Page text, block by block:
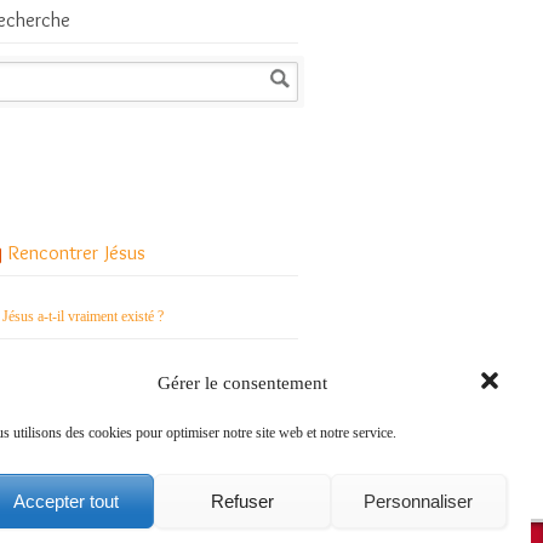
Gérer le consentement
utilisons des cookies pour optimiser notre site web et notre service.
Accepter tout Refuser Personnaliser
Rencontrer Jésus
Jésus a-t-il vraiment existé ?